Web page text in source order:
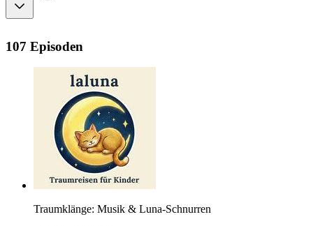
107 Episoden
Traumklänge: Musik & Luna-Schnurren